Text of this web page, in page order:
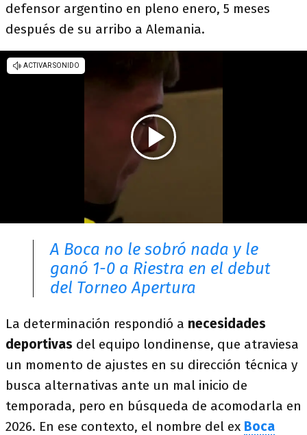
defensor argentino en pleno enero, 5 meses
después de su arribo a Alemania.
A Boca no le sobró nada y le
ganó 1-0 a Riestra en el debut
del Torneo Apertura
La determinación respondió a necesidades
deportivas del equipo londinense, que atraviesa
un momento de ajustes en su dirección técnica y
busca alternativas ante un mal inicio de
temporada, pero en búsqueda de acomodarla en
2026. En ese contexto, el nombre del ex Boca